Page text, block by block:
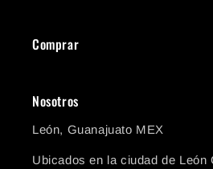
Comprar
Nosotros
León, Guanajuato MEX
Ubicados en la ciudad de León